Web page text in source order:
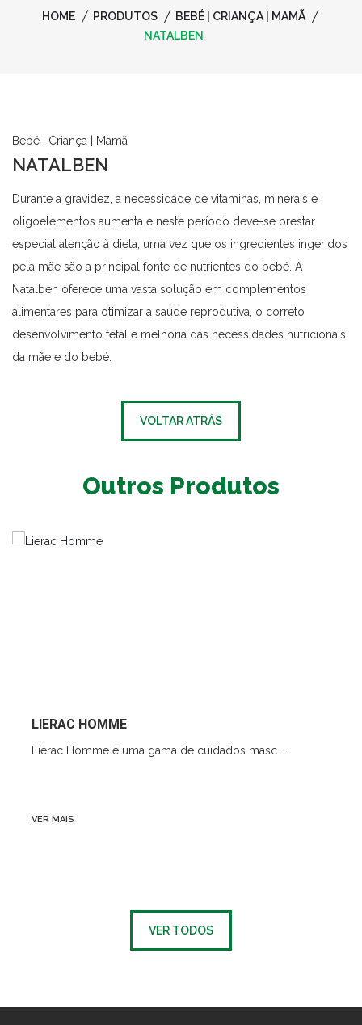
HOME PRODUTOS
BEBÉ | CRIANÇA | MAMÃ
NATALBEN
Bebé | Criança | Mamã
NATALBEN
Durante a gravidez, a necessidade de vitaminas, minerais e
oligoelementos aumenta e neste período deve-se prestar
especial atenção à dieta, uma vez que os ingredientes ingeridos
pela mãe são a principal fonte de nutrientes do bebé. A
Natalben oferece uma vasta solução em complementos
alimentares para otimizar a saúde reprodutiva, o correto
desenvolvimento fetal e melhoria das necessidades nutricionais
da mãe e do bebé.
VOLTAR ATRÁS
Outros Produtos
LIERAC HOMME
Lierac Homme é uma gama de cuidados masc ...
VER MAIS
VER TODOS